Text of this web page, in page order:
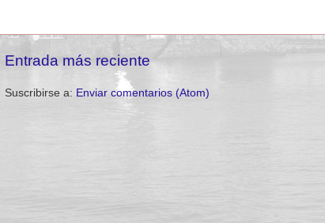
Entrada más reciente
Suscribirse a: Enviar comentarios (Atom)